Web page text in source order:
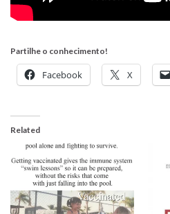
Partilhe o conhecimento!
Facebook X
Related